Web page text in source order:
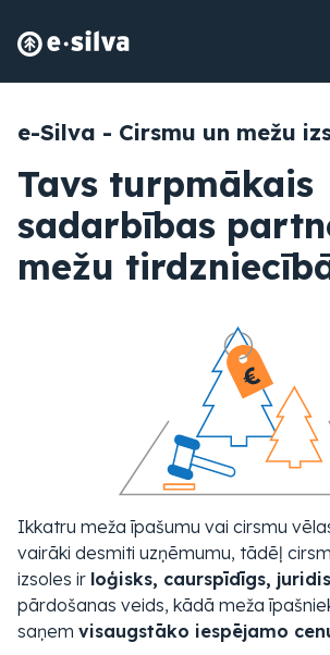
e-Silva - Cirsmu un mežu
Tavs turpmākais
sadarbības
mežu
Ikkatru meža īpašumu vai cirsmu
vairāki desmiti uzņēmumu, tādēļ
izsoles ir loģisks, caurspīdīgs,
pārdošanas veids, kādā meža
saņem visaugstāko iespējamo